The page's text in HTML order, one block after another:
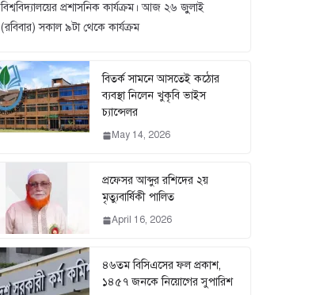
বিশ্ববিদ্যালয়ের প্রশাসনিক কার্যক্রম। আজ ২৬ জুুলাই
(রবিবার) সকাল ৯টা থেকে কার্যক্রম
বিতর্ক সামনে আসতেই কঠোর
ব্যবস্থা নিলেন খুকৃবি ভাইস
চ্যান্সেলর
May 14, 2026
প্রফেসর আব্দুর রশিদের ২য়
মৃত্যুবার্ষিকী পালিত
April 16, 2026
৪৬তম বিসিএসের ফল প্রকাশ,
১৪৫৭ জনকে নিয়োগের সুপারিশ